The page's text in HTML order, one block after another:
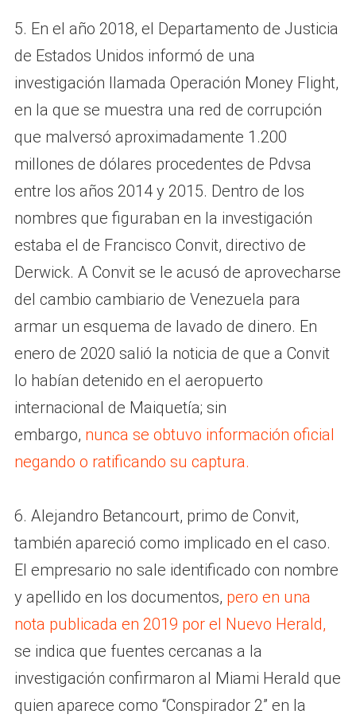
5. En el año 2018, el Departamento de Justicia
de Estados Unidos informó de una
investigación llamada Operación Money Flight,
en la que se muestra una red de corrupción
que malversó aproximadamente 1.200
millones de dólares procedentes de Pdvsa
entre los años 2014 y 2015. Dentro de los
nombres que figuraban en la investigación
estaba el de Francisco Convit, directivo de
Derwick. A Convit se le acusó de aprovecharse
del cambio cambiario de Venezuela para
armar un esquema de lavado de dinero. En
enero de 2020 salió la noticia de que a Convit
lo habían detenido en el aeropuerto
internacional de Maiquetía; sin
embargo, nunca se obtuvo información oficial
negando o ratificando su captura.
6. Alejandro Betancourt, primo de Convit,
también apareció como implicado en el caso.
El empresario no sale identificado con nombre
y apellido en los documentos, pero en una
nota publicada en 2019 por el Nuevo Herald,
se indica que fuentes cercanas a la
investigación confirmaron al Miami Herald que
quien aparece como “Conspirador 2” en la